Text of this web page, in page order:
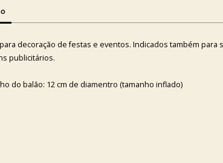
decoração de festas e eventos. Indicados também para
publicitários.
do balão: 12 cm de diamentro (tamanho inflado)